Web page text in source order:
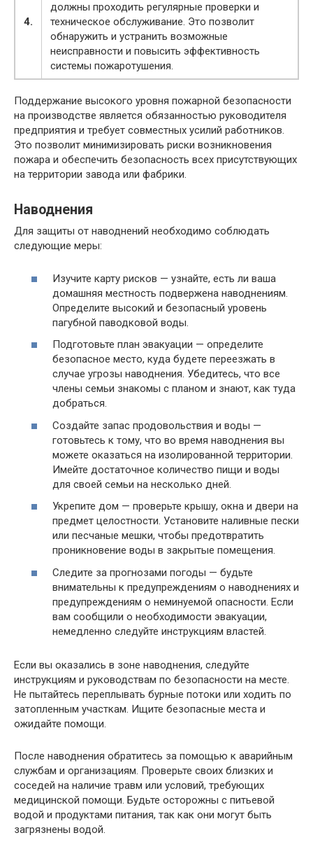
4.
должны проходить регулярные проверки и
техническое обслуживание. Это позволит
обнаружить и устранить возможные
неисправности и повысить эффективность
системы пожаротушения.
Поддержание высокого уровня пожарной безопасности
на производстве является обязанностью руководителя
предприятия и требует совместных усилий работников.
Это позволит минимизировать риски возникновения
пожара и обеспечить безопасность всех присутствующих
на территории завода или фабрики.
Наводнения
Для защиты от наводнений необходимо соблюдать
следующие меры:
Изучите карту рисков — узнайте, есть ли ваша
домашняя местность подвержена наводнениям.
Определите высокий и безопасный уровень
пагубной паводковой воды.
Подготовьте план эвакуации — определите
безопасное место, куда будете переезжать в
случае угрозы наводнения. Убедитесь, что все
члены семьи знакомы с планом и знают, как туда
добраться.
Создайте запас продовольствия и воды —
готовьтесь к тому, что во время наводнения вы
можете оказаться на изолированной территории.
Имейте достаточное количество пищи и воды
для своей семьи на несколько дней.
Укрепите дом — проверьте крышу, окна и двери на
предмет целостности. Установите наливные пески
или песчаные мешки, чтобы предотвратить
проникновение воды в закрытые помещения.
Следите за прогнозами погоды — будьте
внимательны к предупреждениям о наводнениях и
предупреждениям о неминуемой опасности. Если
вам сообщили о необходимости эвакуации,
немедленно следуйте инструкциям властей.
Если вы оказались в зоне наводнения, следуйте
инструкциям и руководствам по безопасности на месте.
Не пытайтесь переплывать бурные потоки или ходить по
затопленным участкам. Ищите безопасные места и
ожидайте помощи.
После наводнения обратитесь за помощью к аварийным
службам и организациям. Проверьте своих близких и
соседей на наличие травм или условий, требующих
медицинской помощи. Будьте осторожны с питьевой
водой и продуктами питания, так как они могут быть
загрязнены водой.